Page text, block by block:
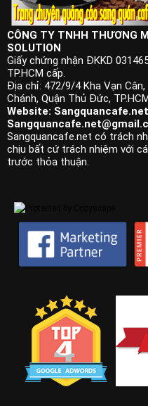
CÔNG TY TNHH THƯƠNG
SOLUTION
Giấy chứng nhận ĐKKD
TP.HCM cấp.
Địa chỉ: 472/9/4 Kha Vạn
Chánh, Quận Thủ Đức,
Website:
Sangquancafe.net có trách
chịu bất cứ trách nhiệm với
trước thỏa thuận.